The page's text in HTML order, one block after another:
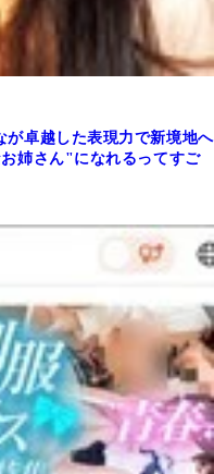
が卓越した表現力で新境地へ
姉さん"になれるってすご